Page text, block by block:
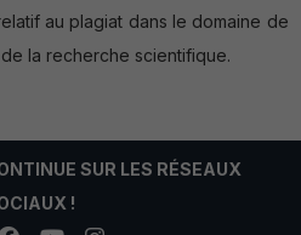
au plagiat dans le domaine de
la recherche scientifique.
SUR LES RÉSEAUX
!